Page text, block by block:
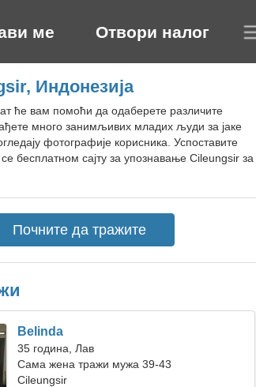
ме Отвори налог
Индонезија
ће вам помоћи да одаберете различите
много занимљивих младих људи за јаке
фотографије корисника. Успоставите
бесплатном сајту за упознавање Cileungsir за
Belinda
35 година, Лав
Сама жена тражи мужа 39-43
Cileungsir